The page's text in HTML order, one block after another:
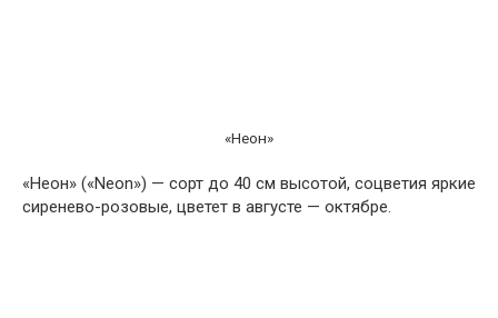
«Неон»
«Неон» («Neon») — сорт до 40 см высотой, соцветия яркие
сиренево-розовые, цветет в августе — октябре.